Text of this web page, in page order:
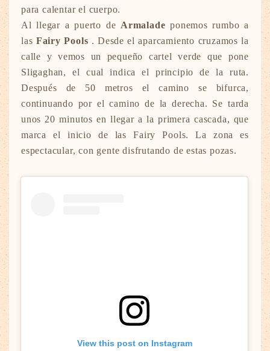
para calentar el cuerpo.
Al llegar a puerto de Armalade ponemos rumbo a
las Fairy Pools . Desde el aparcamiento cruzamos la
calle y vemos un pequeño cartel verde que pone
Sligaghan, el cual indica el principio de la ruta.
Después de 50 metros el camino se bifurca,
continuando por el camino de la derecha. Se tarda
unos 20 minutos en llegar a la primera cascada, que
marca el inicio de las Fairy Pools. La zona es
espectacular, con gente disfrutando de estas pozas.
View this post on Instagram